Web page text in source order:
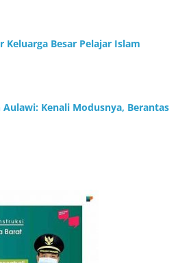
Keluarga Besar Pelajar Islam
Aulawi: Kenali Modusnya, Berantas